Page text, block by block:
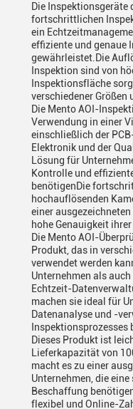
Die Inspektionsgeräte
fortschrittlichen
ein
effiziente und genaue
gewährleistet.Die
Inspektion sind von
Inspektionsfläche
verschiedener Größen
Die Mento AOI-
Verwendung in einer
einschließlich der
Elektronik und der
Lösung für
Kontrolle und
benötigenDie
hochauflösenden
einer
hohe Genauigkeit
Die Mento AOI-
Produkt, das in
verwendet werden
Unternehmen als
Echtzeit-
machen sie ideal für
Datenanalyse und -
Inspektionsprozesses
Dieses Produkt ist
Lieferkapazität von
macht es zu einer
Unternehmen, die
Beschaffung
flexibel und Online-